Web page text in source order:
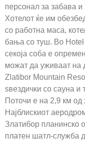
персонал за забава
Хотелот ќе им
со работна маса,
бања со туш. Во
секоја соба е
можат да уживаат на
Zlatibor Mountain
ѕвездички со сауна и
Поточи е на 2,9 км од
Најблискиот
Златибор планинско
платен шатл-служба